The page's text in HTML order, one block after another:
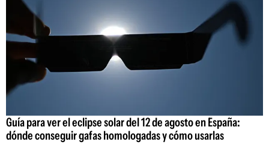
Guía para ver el eclipse solar del 12 de agosto en España:
dónde conseguir gafas homologadas y cómo usarlas